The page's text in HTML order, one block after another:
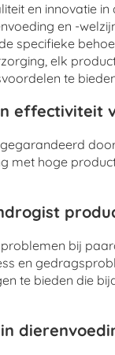
en innovatie
en -
specifieke
elk
te
effectiviteit
met hoge
bij
en
te bieden die